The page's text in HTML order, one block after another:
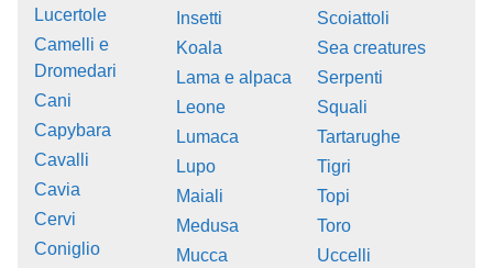
Lucertole
Camelli e
Dromedari
Cani
Capybara
Cavalli
Cavia
Cervi
Coniglio
Insetti
Koala
Lama e alpaca
Leone
Lumaca
Lupo
Maiali
Medusa
Mucca
Scoiattoli
Sea creatures
Serpenti
Squali
Tartarughe
Tigri
Topi
Toro
Uccelli